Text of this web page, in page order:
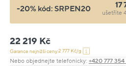
-20% kód: SRPEN20 17
ušetříte
22 219 Kč
Garance nejnižší ceny:2 777 Kč/g
Nebo objednejte telefonicky: +420 777 354